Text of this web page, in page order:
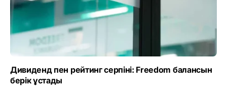
Дивиденд пен рейтинг серпіні: Freedom балансын
берік ұстады